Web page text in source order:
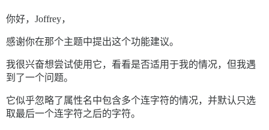
你好，Joffrey，
感谢你在那个主题中提出这个功能建议。
我很兴奋想尝试使用它，看看是否适用于我的情况，但我遇
到了一个问题。
它似乎忽略了属性名中包含多个连字符的情况，并默认只选
取最后一个连字符之后的字符。